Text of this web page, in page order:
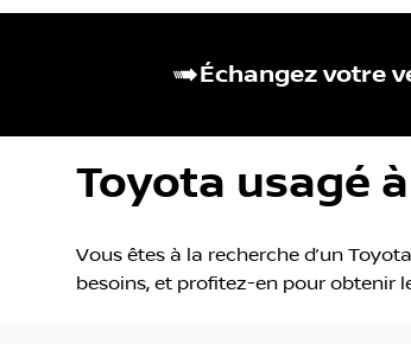
Échangez votre
Toyota usagé
Vous êtes à la recherche d’un
besoins, et profitez-en pour obtenir